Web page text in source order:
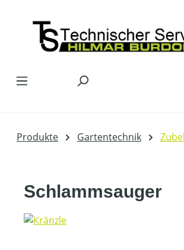
Produkte Gartentechnik
Schlammsauger